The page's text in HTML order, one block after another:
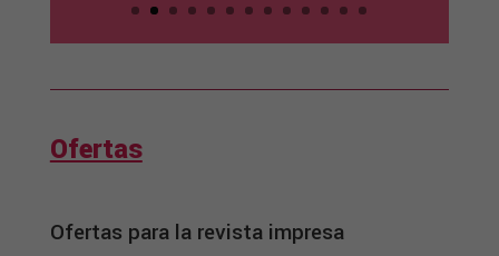
Ofertas
Ofertas para la revista impresa